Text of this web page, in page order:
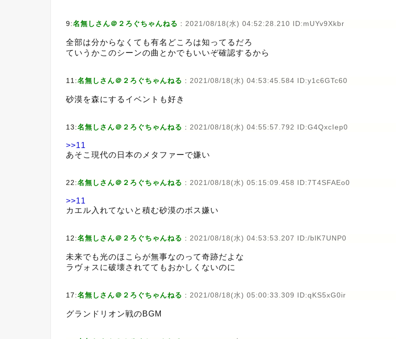
9:名無しさん＠２ろぐちゃんねる : 2021/08/18(水) 04:52:28.210 ID:mUYv9Xkbr
全部は分からなくても有名どころは知ってるだろ
ていうかこのシーンの曲とかでもいいぞ確認するから
11:名無しさん＠２ろぐちゃんねる : 2021/08/18(水) 04:53:45.584 ID:y1c6GTc60
砂漠を森にするイベントも好き
13:名無しさん＠２ろぐちゃんねる : 2021/08/18(水) 04:55:57.792 ID:G4QxcIep0
>>11
あそこ現代の日本のメタファーで嫌い
22:名無しさん＠２ろぐちゃんねる : 2021/08/18(水) 05:15:09.458 ID:7T4SFAEo0
>>11
カエル入れてないと積む砂漠のボス嫌い
12:名無しさん＠２ろぐちゃんねる : 2021/08/18(水) 04:53:53.207 ID:/blK7UNP0
未来でも光のほこらが無事なのって奇跡だよな
ラヴォスに破壊されててもおかしくないのに
17:名無しさん＠２ろぐちゃんねる : 2021/08/18(水) 05:00:33.309 ID:qKS5xG0ir
グランドリオン戦のBGM